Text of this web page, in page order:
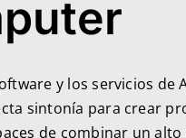
y los servicios de
sintonía para crear
de combinar un